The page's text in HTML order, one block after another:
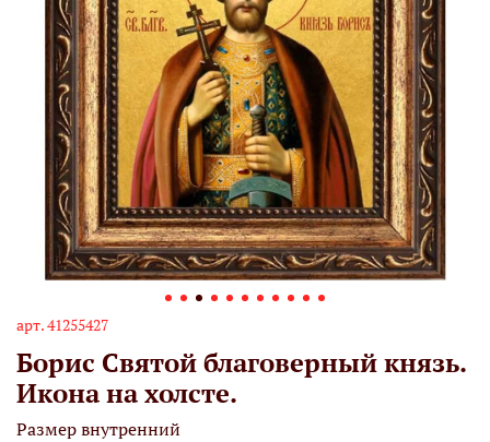
арт.41255427
Борис Святой благоверный князь.
Икона на холсте.
Размер внутренний